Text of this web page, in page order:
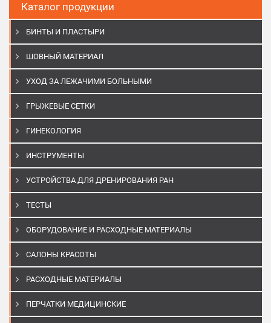
Каталог продукции
БИНТЫ И ПЛАСТЫРИ
ШОВНЫЙ МАТЕРИАЛ
УХОД ЗА ЛЕЖАЧИМИ БОЛЬНЫМИ
ГРЫЖЕВЫЕ СЕТКИ
ГИНЕКОЛОГИЯ
ИНСТРУМЕНТЫ
УСТРОЙСТВА ДЛЯ ДРЕНИРОВАНИЯ РАН
ТЕСТЫ
ОБОРУДОВАНИЕ И РАСХОДНЫЕ МАТЕРИАЛЫ
САЛОНЫ КРАСОТЫ
РАСХОДНЫЕ МАТЕРИАЛЫ
ПЕРЧАТКИ МЕДИЦИНСКИЕ